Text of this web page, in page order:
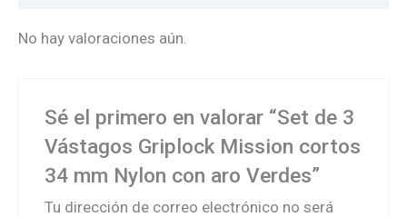
No hay valoraciones aún.
Sé el primero en valorar “Set de 3
Vástagos Griplock Mission cortos
34 mm Nylon con aro Verdes”
Tu dirección de correo electrónico no será